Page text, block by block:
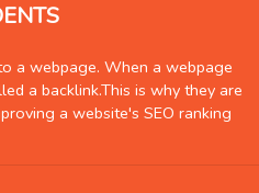
a webpage. When a webpage
a backlink.This is why they are
a website's SEO ranking